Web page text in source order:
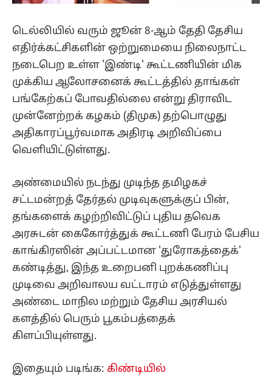
டெல்லியில் வரும் ஜூன் 8-ஆம் தேதி தேசிய
எதிர்க்கட்சிகளின் ஒற்றுமையை நிலைநாட்ட
நடைபெற உள்ள 'இண்டி' கூட்டணியின் மிக
முக்கிய ஆலோசனைக் கூட்டத்தில் தாங்கள்
பங்கேற்கப் போவதில்லை என்று திராவிட
முன்னேற்றக் கழகம் (திமுக) தற்பொழுது
அதிகாரப்பூர்வமாக அதிரடி அறிவிப்பை
வெளியிட்டுள்ளது.
அண்மையில் நடந்து முடிந்த தமிழகச்
சட்டமன்றத் தேர்தல் முடிவுகளுக்குப் பின்,
தங்களைக் கழற்றிவிட்டுப் புதிய தவெக
அரசுடன் கைகோர்த்துக் கூட்டணி பேரம் பேசிய
காங்கிரஸின் அப்பட்டமான 'துரோகத்தைக்'
கண்டித்து, இந்த உறைபனி புறக்கணிப்பு
முடிவை அறிவாலய வட்டாரம் எடுத்துள்ளது
அண்டை மாநில மற்றும் தேசிய அரசியல்
களத்தில் பெரும் பூகம்பத்தைக்
கிளப்பியுள்ளது.
இதையும் படிங்க: கிண்டியில்